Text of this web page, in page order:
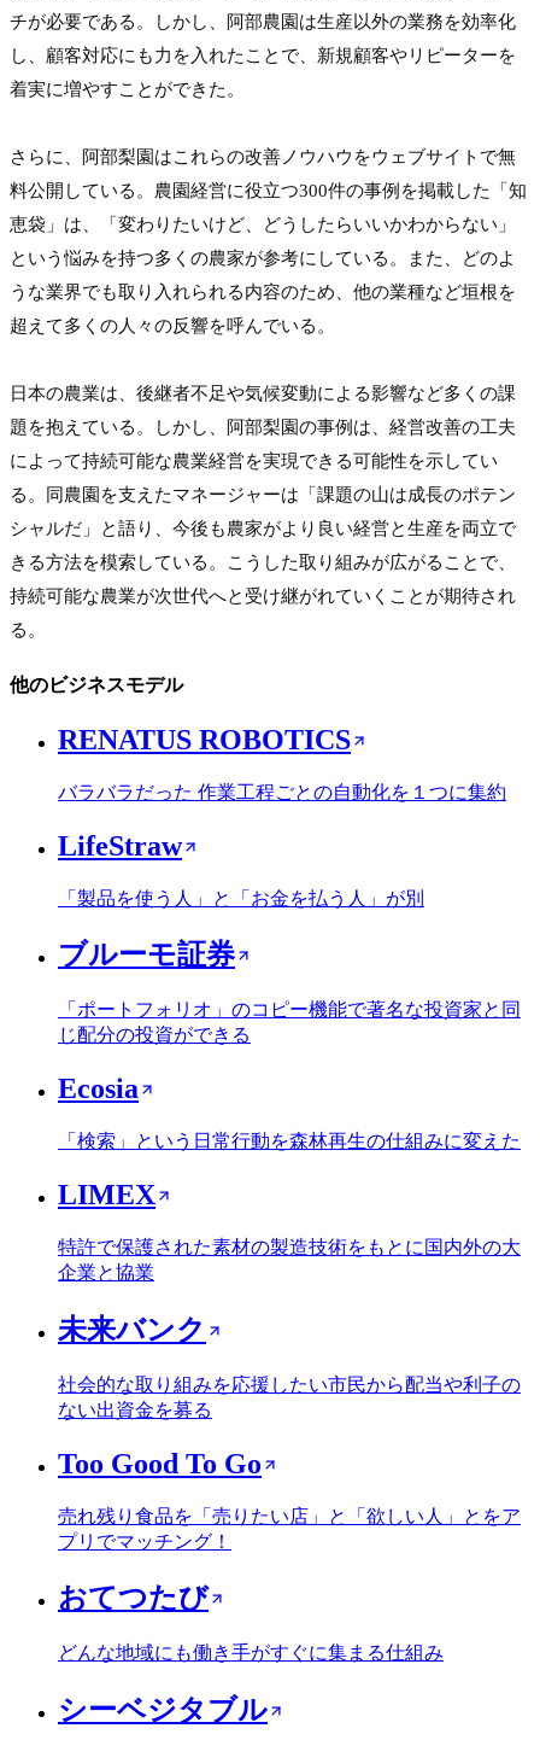
チが必要である。しかし、阿部農園は生産以外の業務を効率化
し、顧客対応にも力を入れたことで、新規顧客やリピーターを
着実に増やすことができた。
さらに、阿部梨園はこれらの改善ノウハウをウェブサイトで無
料公開している。農園経営に役立つ300件の事例を掲載した「知
恵袋」は、「変わりたいけど、どうしたらいいかわからない」
という悩みを持つ多くの農家が参考にしている。また、どのよ
うな業界でも取り入れられる内容のため、他の業種など垣根を
超えて多くの人々の反響を呼んでいる。
日本の農業は、後継者不足や気候変動による影響など多くの課
題を抱えている。しかし、阿部梨園の事例は、経営改善の工夫
によって持続可能な農業経営を実現できる可能性を示してい
る。同農園を支えたマネージャーは「課題の山は成長のポテン
シャルだ」と語り、今後も農家がより良い経営と生産を両立で
きる方法を模索している。こうした取り組みが広がることで、
持続可能な農業が次世代へと受け継がれていくことが期待され
る。
他のビジネスモデル
RENATUS ROBOTICS
バラバラだった 作業工程ごとの自動化を１つに集約
LifeStraw
「製品を使う人」と「お金を払う人」が別
ブルーモ証券
「ポートフォリオ」のコピー機能で著名な投資家と同
じ配分の投資ができる
Ecosia
「検索」という日常行動を森林再生の仕組みに変えた
LIMEX
特許で保護された素材の製造技術をもとに国内外の大
企業と協業
未来バンク
社会的な取り組みを応援したい市民から配当や利子の
ない出資金を募る
Too Good To Go
売れ残り食品を「売りたい店」と「欲しい人」とをア
プリでマッチング！
おてつたび
どんな地域にも働き手がすぐに集まる仕組み
シーベジタブル